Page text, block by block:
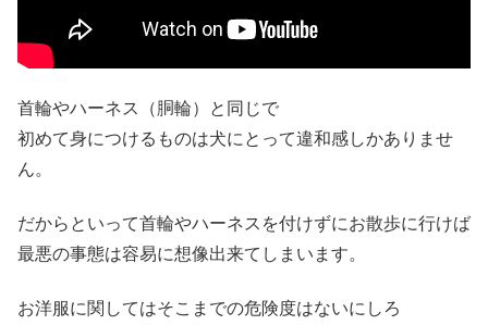
首輪やハーネス（胴輪）と同じで
初めて身につけるものは犬にとって違和感しかありませ
ん。
だからといって首輪やハーネスを付けずにお散歩に行けば
最悪の事態は容易に想像出来てしまいます。
お洋服に関してはそこまでの危険度はないにしろ